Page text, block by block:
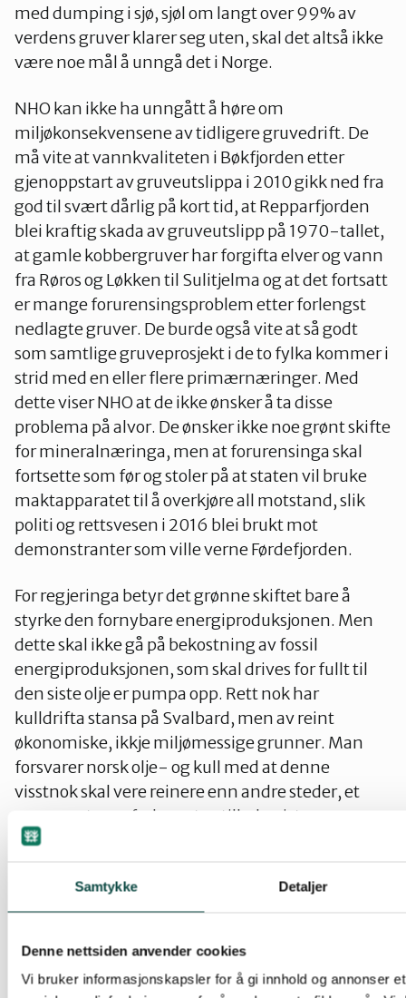
Samtykke Detaljer
Denne nettsiden anvender cookies
Vi bruker informasjonskapsler for å gi innhold og annonser
med dumping i sjø, sjøl om langt over 99% av
verdens gruver klarer seg uten, skal det altså ikke
være noe mål å unngå det i Norge.
NHO kan ikke ha unngått å høre om
miljøkonsekvensene av tidligere gruvedrift. De
må vite at vannkvaliteten i Bøkfjorden etter
gjenoppstart av gruveutslippa i 2010 gikk ned fra
god til svært dårlig på kort tid, at Repparfjorden
blei kraftig skada av gruveutslipp på 1970-tallet,
at gamle kobbergruver har forgifta elver og vann
fra Røros og Løkken til Sulitjelma og at det fortsatt
er mange forurensingsproblem etter forlengst
nedlagte gruver. De burde også vite at så godt
som samtlige gruveprosjekt i de to fylka kommer i
strid med en eller flere primærnæringer. Med
dette viser NHO at de ikke ønsker å ta disse
problema på alvor. De ønsker ikke noe grønt skifte
for mineralnæringa, men at forurensinga skal
fortsette som før og stoler på at staten vil bruke
maktapparatet til å overkjøre all motstand, slik
politi og rettsvesen i 2016 blei brukt mot
demonstranter som ville verne Førdefjorden.
For regjeringa betyr det grønne skiftet bare å
styrke den fornybare energiproduksjonen. Men
dette skal ikke gå på bekostning av fossil
energiproduksjonen, som skal drives for fullt til
den siste olje er pumpa opp. Rett nok har
kulldrifta stansa på Svalbard, men av reint
økonomiske, ikkje miljømessige grunner. Man
forsvarer norsk olje- og kull med at denne
visstnok skal vere reinere enn andre steder, et
argument som forlengst er tilbakevist.
man holder fram med dagens rovdrift, vil det
snart være tomt. Før vi setter igang nye gruver bør
bl.a. ved å produsere gjenstander som varer
lenger og ved økt resirkulering. Gruvedrift med